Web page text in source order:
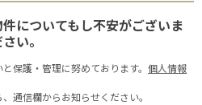
についてもし不安がございま
い。
保護・管理に努めております。 個人情報
通信欄からお知らせください。